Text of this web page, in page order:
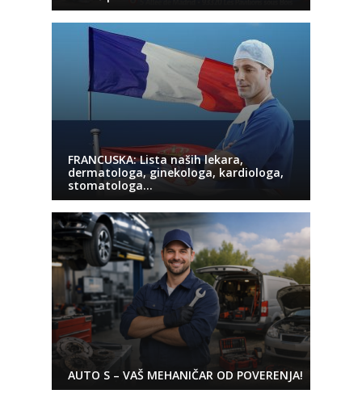
FRANCUSKA: Lista naših lekara,
dermatologa, ginekologa, kardiologa,
stomatologa…
AUTO S – VAŠ MEHANIČAR OD POVERENJA!